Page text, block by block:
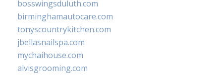
bosswingsduluth.com
birminghamautocare.com
tonyscountrykitchen.com
jbellasnailspa.com
mychaihouse.com
alvisgrooming.com